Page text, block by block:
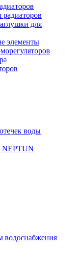
для
элементы
воды
водоснабжения